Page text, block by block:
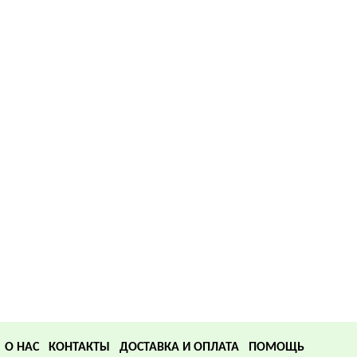
О НАС КОНТАКТЫ ДОСТАВКА И ОПЛАТА ПОМОЩЬ